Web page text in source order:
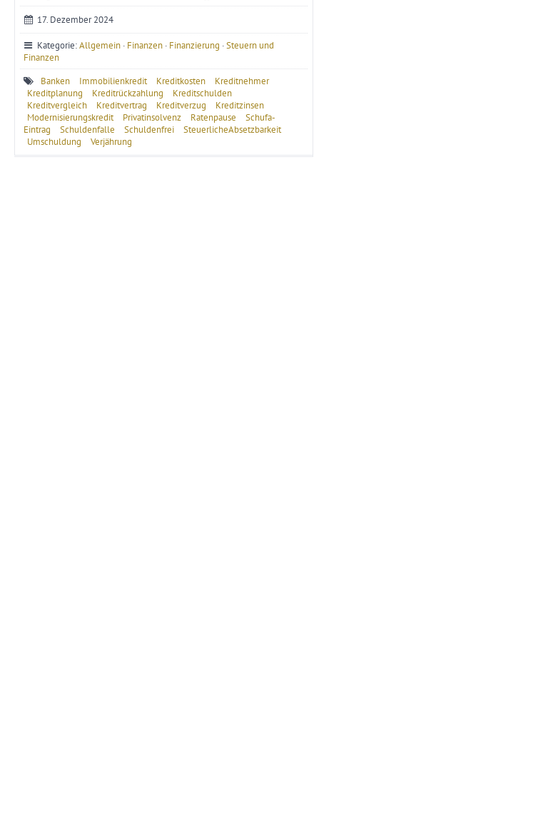
17. Dezember 2024
Kategorie:Allgemein · Finanzen · Finanzierung ·Steuern und
Finanzen
Banken
Immobilienkredit Kreditkosten
Kreditnehmer
Kreditplanung
Kreditrückzahlung
Kreditschulden
Kreditvergleich
Kreditvertrag Kreditverzug
Kreditzinsen
Modernisierungskredit
Privatinsolvenz Ratenpause
Schufa-
Eintrag
Schuldenfalle Schuldenfrei
SteuerlicheAbsetzbarkeit
Umschuldung
Verjährung